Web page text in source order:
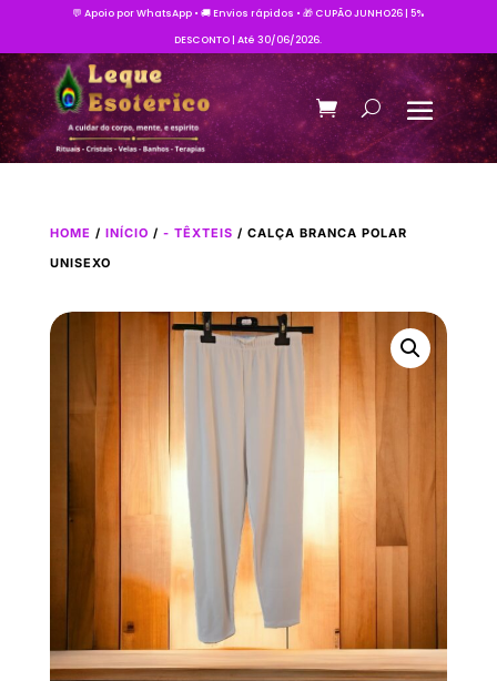
💬 Apoio por WhatsApp • 🚚 Envios rápidos • 🎁 CUPÃO JUNHO26 | 5%
DESCONTO | Até 30/06/2026.
HOME / INÍCIO / - TÊXTEIS / CALÇA BRANCA POLAR
UNISEXO